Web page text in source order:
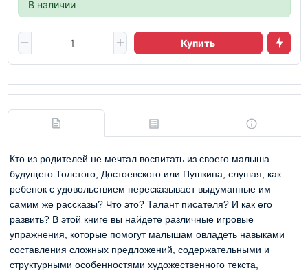
В наличии
Купить
Кто из родителей не мечтал воспитать из своего малыша
будущего Толстого, Достоевского или Пушкина, слушая, как
ребенок с удовольствием пересказывает выдуманные им
самим же рассказы? Что это? Талант писателя? И как его
развить? В этой книге вы найдете различные игровые
упражнения, которые помогут малышам овладеть навыками
составления сложных предложений, содержательными и
структурными особенностями художественного текста,